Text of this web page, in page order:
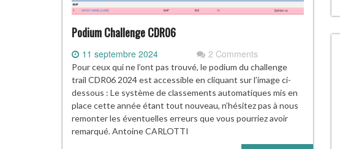
Podium Challenge CDR06
11 septembre 2024 2 Comments
Pour ceux qui ne l’ont pas trouvé, le podium du challenge
trail CDR06 2024 est accessible en cliquant sur l’image ci-
dessous : Le système de classements automatiques mis en
place cette année étant tout nouveau, n’hésitez pas à nous
remonter les éventuelles erreurs que vous pourriez avoir
remarqué. Antoine CARLOTTI